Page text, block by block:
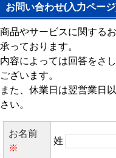
お問い合わせ(入力ペー
商品やサービスに関する
承っております。
内容によっては回答をさ
ございます。
また、休業日は翌営業日
さい。
お名前
※
姓